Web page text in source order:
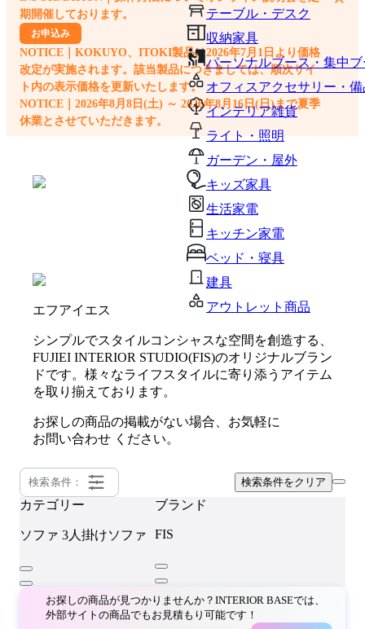
テーブル・デスク
収納家具
パーソナルブース・集中
オフィスアクセサリー・備
インテリア雑貨
ライト・照明
ガーデン・屋外
キッズ家具
生活家電
キッチン家電
ベッド・寝具
建具
アウトレット商品
期開催しております。
お申込み
NOTICE｜KOKUYO、ITOKI製品は2026年7月1日より価格
改定が実施されます。該当製品につきましては、順次サイ
ト内の表示価格を更新いたします。
NOTICE｜2026年8月8日(土) ～ 2026年8月16日(日)まで夏季
休業とさせていただきます。
エフアイエス
シンプルでスタイルコンシャスな空間を創造する、
FUJIEI INTERIOR STUDIO(FIS)のオリジナルブラン
ドです。様々なライフスタイルに寄り添うアイテム
を取り揃えております。
お探しの商品の掲載がない場合、お気軽に
お問い合わせ ください。
検索条件： 検索条件をクリア
カテゴリー
ソファ 3人掛けソファ
ブランド
FIS
お探しの商品が見つかりませんか？INTERIOR BASEでは、
外部サイトの商品でもお見積もり可能です！